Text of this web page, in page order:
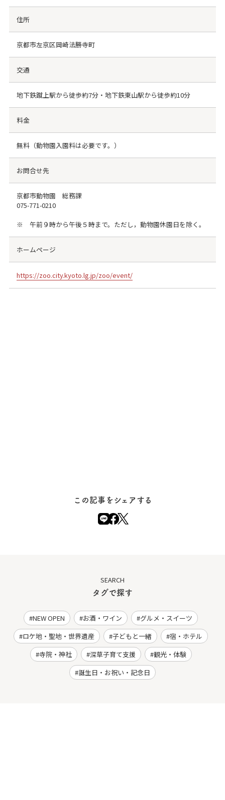
住所
京都市左京区岡崎法勝寺町
交通
地下鉄蹴上駅から徒歩約7分・地下鉄東山駅から徒歩約10分
料金
無料（動物園入園料は必要です。）
お問合せ先
京都市動物園 総務課
075-771-0210
※ 午前９時から午後５時まで。ただし，動物園休園日を除く。
ホームページ
https://zoo.city.kyoto.lg.jp/zoo/event/
この記事をシェアする
SEARCH
タグで探す
NEW OPEN お酒・ワイン
グルメ・スイーツ
ロケ地・聖地・世界遺産
子どもと一緒
宿・ホテル
寺院・神社
深草子育て支援
観光・体験
誕生日・お祝い・記念日